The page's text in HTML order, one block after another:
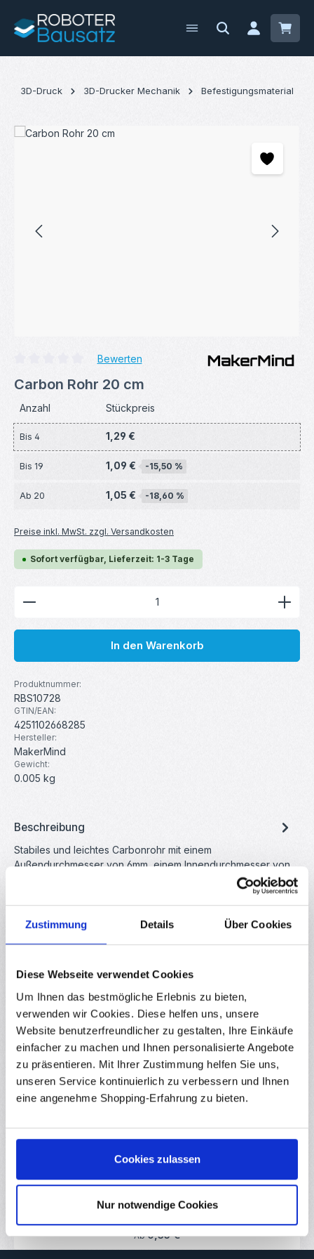
Zustimmung Details Über Cookies
Diese Webseite verwendet Cookies
Um Ihnen das bestmögliche Erlebnis zu bieten,
verwenden wir Cookies. Diese helfen uns, unsere
Website benutzerfreundlicher zu gestalten, Ihre Einkäufe
einfacher zu machen und Ihnen personalisierte Angebote
zu präsentieren. Mit Ihrer Zustimmung helfen Sie uns,
unseren Service kontinuierlich zu verbessern und Ihnen
eine angenehme Shopping-Erfahrung zu bieten.
Cookies zulassen
Nur notwendige Cookies
Zum Hauptinhalt springen
3D-Druck 3D-Drucker Mechanik Befestigungsmaterial
Bildergalerie überspringen
Bewerten
Carbon Rohr 20 cm
Anzahl Stückpreis
Bis 4 1,29 €
Bis 19 1,09 € -15,50 %
Ab 20 1,05 € -18,60 %
Preise inkl. MwSt. zzgl. Versandkosten
Sofort verfügbar, Lieferzeit: 1-3 Tage
Produkt Anzahl: Gib den gewünschten Wert ein
In den Warenkorb
Produktnummer:
RBS10728
GTIN/EAN:
4251102668285
Hersteller:
MakerMind
Gewicht:
0.005 kg
Beschreibung
Stabiles und leichtes Carbonrohr mit einem
Außendurchmesser von 6mm, einem Innendurchmesser von
Eigenschaften
Downloads
Produktgalerie überspringen
Ähnliche Produkte
(2)
Kossel 3D-Drucker
Dieser Senkmagnet mit einem Durchmesser von 12 mm, 2,6 mm
magnetischen Gelenksystemen von Delta-Kossel-3D-Druckern.
In Kombination mit Stahlkugeln, M4-Gewindestiften (z. B.
Madenschrauben) und Carbonrohren entsteht daraus ein
hochpräziser, leichtgängiger und wartungsfreier Gelenkarm. Die
Flachkopfschrauben oder Gewindestiften – ideal für bewegliche
Sofort verfügbar
Ab0,35 €